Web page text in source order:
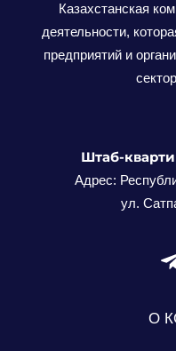
Казахстанская
деятельности,
предприятий и
Штаб-
Адрес:
ул.
О